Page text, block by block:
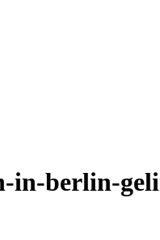
in-berlin-